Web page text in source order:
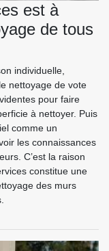
est à
de tous
individuelle,
nettoyage de vote
pour faire
à nettoyer. Puis
comme un
les connaissances
C’est la raison
constitue une
des murs